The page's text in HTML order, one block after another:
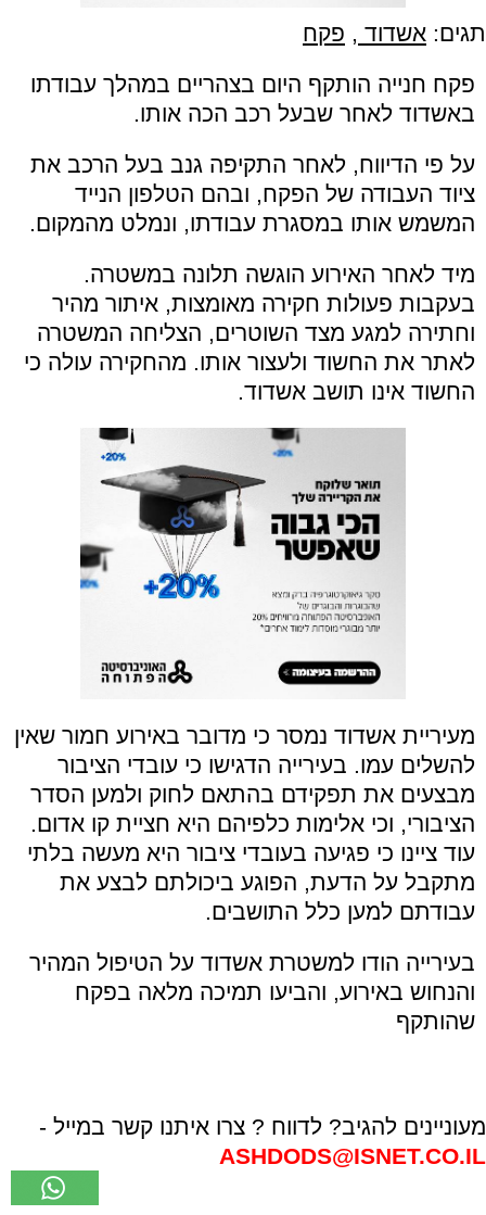
תגים: אשדוד , פקח
פקח חנייה הותקף היום בצהריים במהלך עבודתו
באשדוד לאחר שבעל רכב הכה אותו.
על פי הדיווח, לאחר התקיפה גנב בעל הרכב את
ציוד העבודה של הפקח, ובהם הטלפון הנייד
המשמש אותו במסגרת עבודתו, ונמלט מהמקום.
מיד לאחר האירוע הוגשה תלונה במשטרה.
בעקבות פעולות חקירה מאומצות, איתור מהיר
וחתירה למגע מצד השוטרים, הצליחה המשטרה
לאתר את החשוד ולעצור אותו. מהחקירה עולה כי
החשוד אינו תושב אשדוד.
מעיריית אשדוד נמסר כי מדובר באירוע חמור שאין
להשלים עמו. בעירייה הדגישו כי עובדי הציבור
מבצעים את תפקידם בהתאם לחוק ולמען הסדר
הציבורי, וכי אלימות כלפיהם היא חציית קו אדום.
עוד ציינו כי פגיעה בעובדי ציבור היא מעשה בלתי
מתקבל על הדעת, הפוגע ביכולתם לבצע את
עבודתם למען כלל התושבים.
בעירייה הודו למשטרת אשדוד על הטיפול המהיר
והנחוש באירוע, והביעו תמיכה מלאה בפקח
שהותקף
מעוניינים להגיב? לדווח ? צרו איתנו קשר במייל -
ASHDODS@ISNET.CO.IL